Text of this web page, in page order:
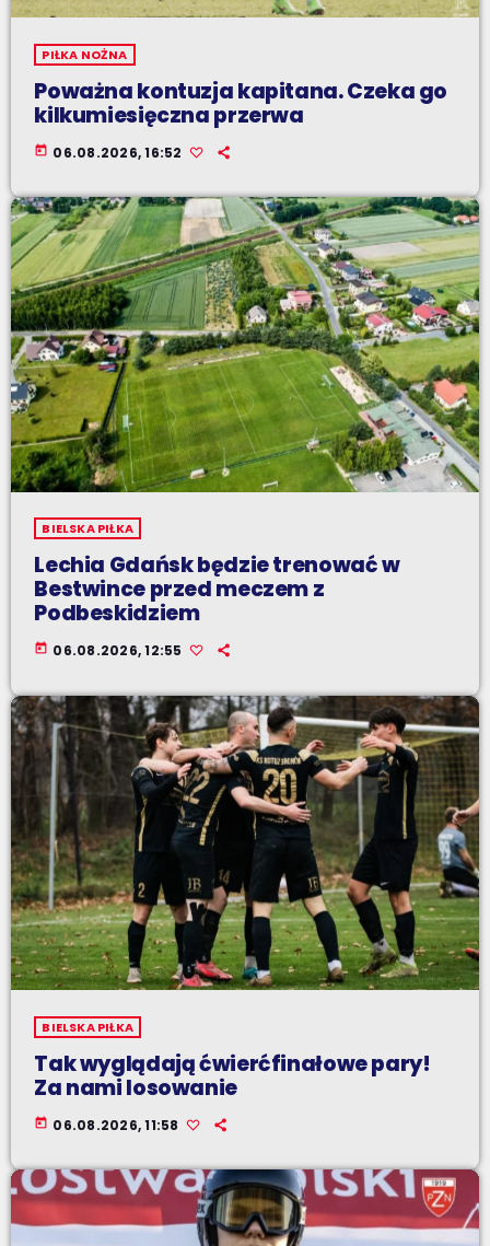
PIŁKA NOŻNA
Poważna kontuzja kapitana. Czeka go
kilkumiesięczna przerwa
today 06.08.2026, 16:52
BIELSKA PIŁKA
Lechia Gdańsk będzie trenować w
Bestwince przed meczem z
Podbeskidziem
today 06.08.2026, 12:55
BIELSKA PIŁKA
Tak wyglądają ćwierćfinałowe pary!
Za nami losowanie
today 06.08.2026, 11:58